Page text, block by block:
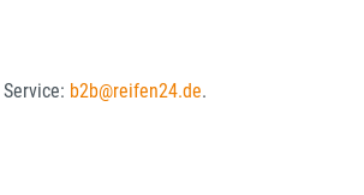
b2b@reifen24.de.